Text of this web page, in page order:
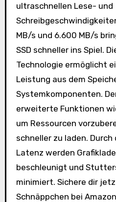
ultraschnellen Lese- und
MB/s und 6.600 MB/s
SSD schneller ins Spiel.
Technologie ermöglicht
Leistung aus dem
Systemkomponenten.
erweiterte Funktionen
um Ressourcen
schneller zu laden.
Latenz werden
beschleunigt und
minimiert. Sichere dir
Schnäppchen bei